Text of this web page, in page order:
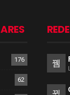
176
62